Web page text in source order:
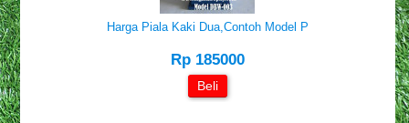
Harga Piala Kaki Dua,Contoh Model P
Rp 185000
Beli